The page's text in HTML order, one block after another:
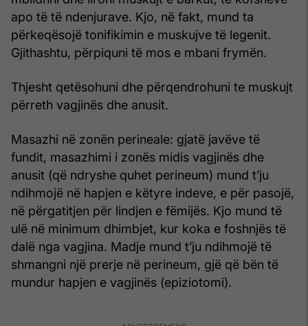
apo të të ndenjurave. Kjo, në fakt, mund ta
përkeqësojë tonifikimin e muskujve të legenit.
Gjithashtu, përpiquni të mos e mbani frymën.
Thjesht qetësohuni dhe përqendrohuni te muskujt
përreth vagjinës dhe anusit.
Masazhi në zonën perineale: gjatë javëve të
fundit, masazhimi i zonës midis vagjinës dhe
anusit (që ndryshe quhet perineum) mund t’ju
ndihmojë në hapjen e këtyre indeve, e për pasojë,
në përgatitjen për lindjen e fëmijës. Kjo mund të
ulë në minimum dhimbjet, kur koka e foshnjës të
dalë nga vagjina. Madje mund t’ju ndihmojë të
shmangni një prerje në perineum, gjë që bën të
mundur hapjen e vagjinës (epiziotomi).